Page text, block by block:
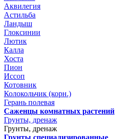
Аквилегия
Астильба
Ландыш
Глоксинии
Лютик
Калла
Хоста
Пион
Иссоп
Котовник
Колокольчик (корн.)
Герань полевая
Саженцы комнатных растений
Грунты, дренаж
Грунты, дренаж
Грунты специализированные